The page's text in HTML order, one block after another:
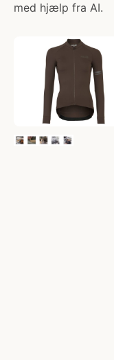
med hjælp fra AI.